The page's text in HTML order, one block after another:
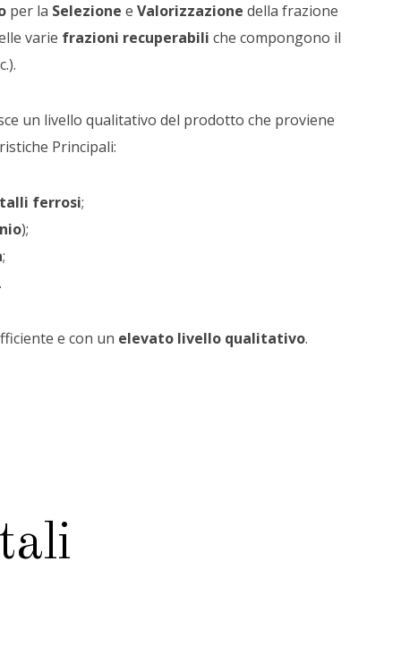
per la Selezione e Valorizzazione della frazione
varie frazioni recuperabili che compongono il
un livello qualitativo del prodotto che proviene
Principali:
ferrosi;
);
;
.
e con un elevato livello qualitativo.